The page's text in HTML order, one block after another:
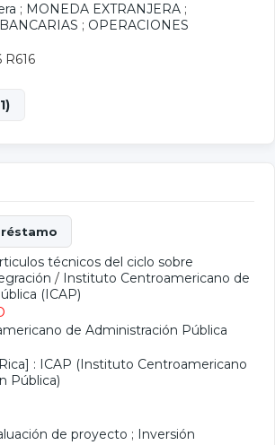
; MONEDA EXTRANJERA ;
; OPERACIONES
R616
técnicos del ciclo sobre
/ Instituto Centroamericano de
(ICAP)
de Administración Pública
: ICAP (Instituto Centroamericano
Pública)
de proyecto ; Inversión